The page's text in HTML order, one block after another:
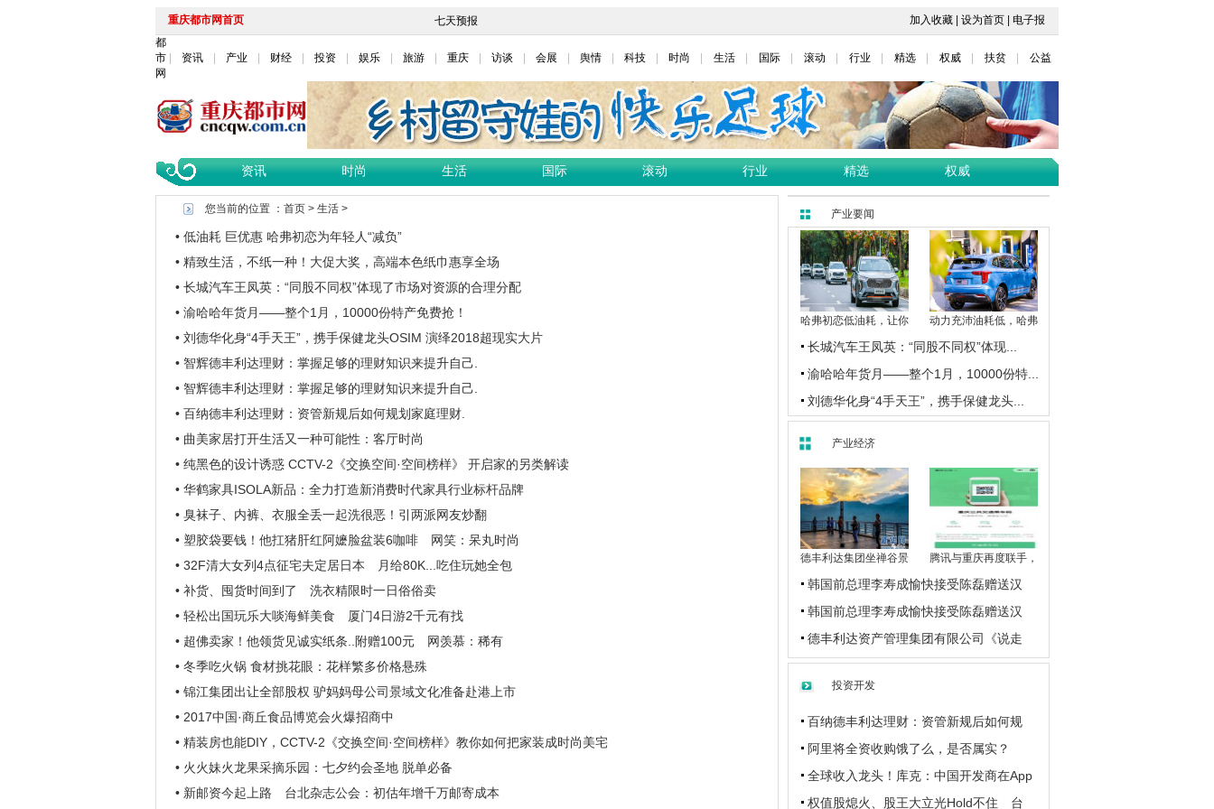
重庆都市网首页 加入收藏 设为首页
电子报
都
市
网
资讯 产业 财经 投资 娱乐 旅游 重庆 访谈 会展 舆情 科技 时尚 生活 国际 滚动 行业 精选 权威 扶贫 公益
资讯 时尚 生活 国际 滚动 行业 精选 权威
您当前的位置 ： 首页> 生活>
• 低油耗 巨优惠 哈弗初恋为年轻人“减负”
• 精致生活，不纸一种！大促大奖，高端本色纸巾惠享全场
• 长城汽车王凤英：“同股不同权”体现了市场对资源的合理分配
• 渝哈哈年货月——整个1月，10000份特产免费抢！
• 刘德华化身“4手天王”，携手保健龙头OSIM 演绎2018超现实大片
• 智辉德丰利达理财：掌握足够的理财知识来提升自己.
• 智辉德丰利达理财：掌握足够的理财知识来提升自己.
• 百纳德丰利达理财：资管新规后如何规划家庭理财.
• 曲美家居打开生活又一种可能性：客厅时尚
• 纯黑色的设计诱惑 CCTV-2《交换空间·空间榜样》 开启家的另类解读
• 华鹤家具ISOLA新品：全力打造新消费时代家具行业标杆品牌
• 臭袜子、内裤、衣服全丢一起洗很恶！引两派网友炒翻
• 塑胶袋要钱！他扛猪肝红阿嬷脸盆装6咖啡 网笑：呆丸时尚
• 32F清大女列4点征宅夫定居日本 月给80K...吃住玩她全包
• 补货、囤货时间到了 洗衣精限时一日俗俗卖
• 轻松出国玩乐大啖海鲜美食 厦门4日游2千元有找
• 超佛卖家！他领货见诚实纸条..附赠100元 网羡慕：稀有
• 冬季吃火锅 食材挑花眼：花样繁多价格悬殊
• 锦江集团出让全部股权 驴妈妈母公司景域文化准备赴港上市
• 2017中国·商丘食品博览会火爆招商中
• 精装房也能DIY，CCTV-2《交换空间·空间榜样》教你如何把家装成时尚美宅
• 火火妹火龙果采摘乐园：七夕约会圣地 脱单必备
• 新邮资今起上路 台北杂志公会：初估年增千万邮寄成本
产业要闻
哈弗初恋低油耗，让你 动力充沛油耗低，哈弗
长城汽车王凤英：“同股不同权”体现...
渝哈哈年货月——整个1月，10000份特...
刘德华化身“4手天王”，携手保健龙头...
产业经济
德丰利达集团坐禅谷景 腾讯与重庆再度联手，
韩国前总理李寿成愉快接受陈磊赠送汉
韩国前总理李寿成愉快接受陈磊赠送汉
德丰利达资产管理集团有限公司《说走
投资开发
百纳德丰利达理财：资管新规后如何规
阿里将全资收购饿了么，是否属实？
全球收入龙头！库克：中国开发商在App
权值股熄火、股王大立光Hold不住 台